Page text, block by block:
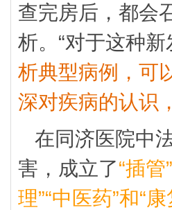
查完房后，都会
析。“对于这种
析典型病例，可
深对疾病的认识
在同济医院中
害，成立了“插管
理”“中医药”和“